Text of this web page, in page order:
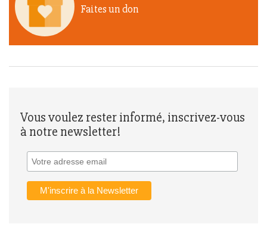
Faites un don
Vous voulez rester informé, inscrivez-vous
à notre newsletter!